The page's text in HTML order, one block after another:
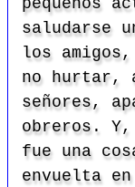
pequeños
saludarse
los
no hurtar,
señores,
obreros.
fue una
envuelta